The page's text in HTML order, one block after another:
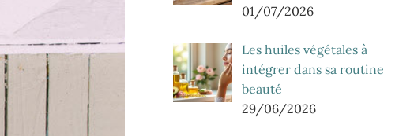
01/07/2026
Les huiles végétales à
intégrer dans sa routine
beauté
29/06/2026